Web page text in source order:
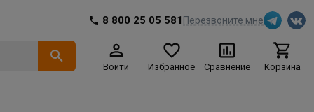
8 800 25 05 581 Перезвоните мне
Войти Избранное Сравнение Корзина